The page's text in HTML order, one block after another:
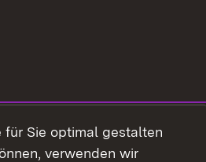
für Sie optimal gestalten
verwenden wir